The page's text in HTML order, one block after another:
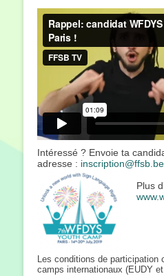
Intéressé ? Envoie ta
adresse : inscription@ffsb.be
Plus
Les conditions de participation
camps internationaux (EUDY